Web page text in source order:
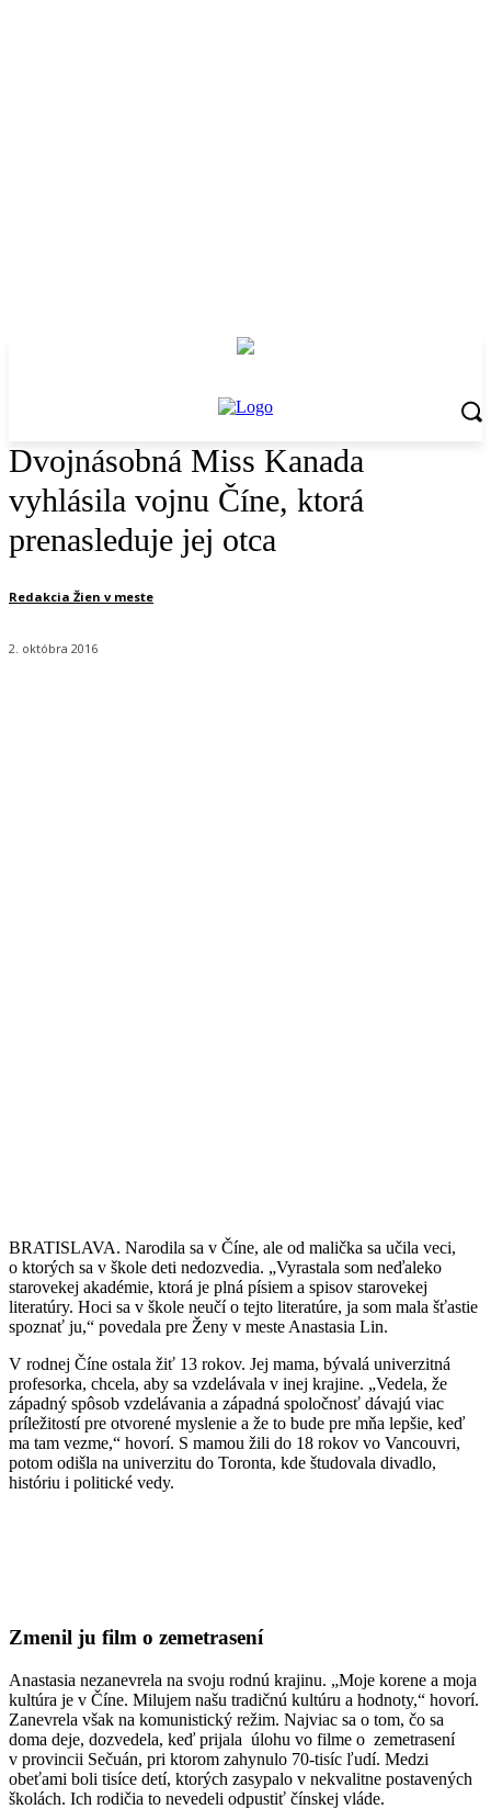
Dvojnásobná Miss Kanada
vyhlásila vojnu Číne, ktorá
prenasleduje jej otca
Redakcia Žien v meste
2. októbra 2016
BRATISLAVA. Narodila sa v Číne, ale od malička sa učila veci,
o ktorých sa v škole deti nedozvedia. „Vyrastala som neďaleko
starovekej akadémie, ktorá je plná písiem a spisov starovekej
literatúry. Hoci sa v škole neučí o tejto literatúre, ja som mala šťastie
spoznať ju,“ povedala pre Ženy v meste Anastasia Lin.
V rodnej Číne ostala žiť 13 rokov. Jej mama, bývalá univerzitná
profesorka, chcela, aby sa vzdelávala v inej krajine. „Vedela, že
západný spôsob vzdelávania a západná spoločnosť dávajú viac
príležitostí pre otvorené myslenie a že to bude pre mňa lepšie, keď
ma tam vezme,“ hovorí. S mamou žili do 18 rokov vo Vancouvri,
potom odišla na univerzitu do Toronta, kde študovala divadlo,
históriu i politické vedy.
Zmenil ju film o zemetrasení
Anastasia nezanevrela na svoju rodnú krajinu. „Moje korene a moja
kultúra je v Číne. Milujem našu tradičnú kultúru a hodnoty,“ hovorí.
Zanevrela však na komunistický režim. Najviac sa o tom, čo sa
doma deje, dozvedela, keď prijala úlohu vo filme o zemetrasení
v provincii Sečuán, pri ktorom zahynulo 70-tisíc ľudí. Medzi
obeťami boli tisíce detí, ktorých zasypalo v nekvalitne postavených
školách. Ich rodičia to nevedeli odpustiť čínskej vláde.